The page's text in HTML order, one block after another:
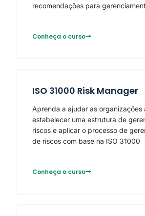
recomendações para
Conheça o curso
ISO 31000 Risk Manager
Aprenda a ajudar as organizações
estabelecer uma estrutura de
riscos e aplicar o processo de
de riscos com base na ISO 31000
Conheça o curso